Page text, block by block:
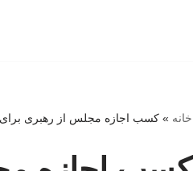
خانه »کسب اجازه مجلس از رهبری برای